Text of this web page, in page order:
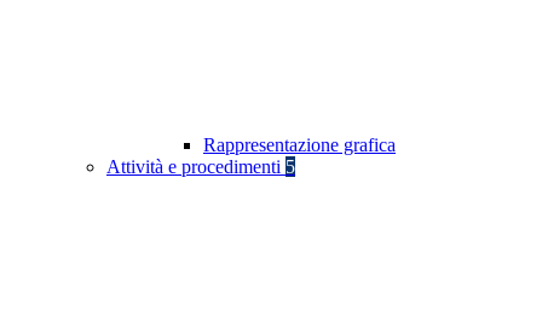
Rappresentazione grafica
Attività e procedimenti 5